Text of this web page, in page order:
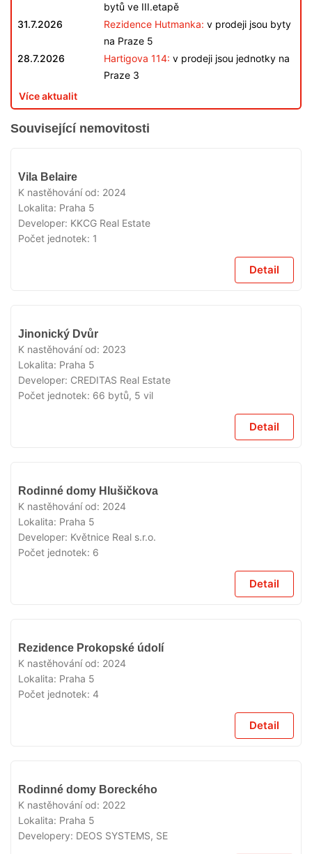
bytů ve III.etapě
31.7.2026
Rezidence Hutmanka: v prodeji jsou byty
na Praze 5
28.7.2026
Hartigova 114: v prodeji jsou jednotky na
Praze 3
Více aktualit
Související nemovitosti
Vila Belaire
K nastěhování od: 2024
Lokalita: Praha 5
Developer: KKCG Real Estate
Počet jednotek: 1
Detail
Jinonický Dvůr
K nastěhování od: 2023
Lokalita: Praha 5
Developer: CREDITAS Real Estate
Počet jednotek: 66 bytů, 5 vil
Detail
Rodinné domy Hlušičkova
K nastěhování od: 2024
Lokalita: Praha 5
Developer: Květnice Real s.r.o.
Počet jednotek: 6
Detail
Rezidence Prokopské údolí
K nastěhování od: 2024
Lokalita: Praha 5
Počet jednotek: 4
Detail
Rodinné domy Boreckého
K nastěhování od: 2022
Lokalita: Praha 5
Developery: DEOS SYSTEMS, SE